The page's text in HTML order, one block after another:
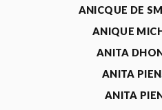
ANICQUE DE
ANIQUE
ANITA
ANITA
ANITA